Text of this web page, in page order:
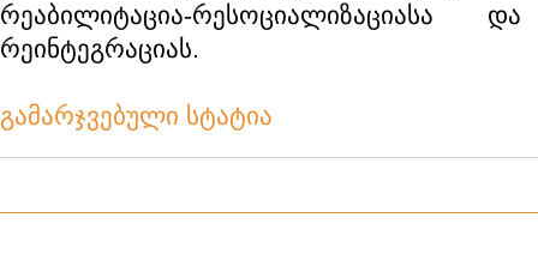
რეაბილიტაცია-რესოციალიზაციასა
რეინტეგრაციას.
გამარჯვებული სტატია